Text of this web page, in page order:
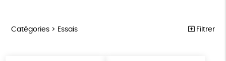
Catégories > Essais Filtrer